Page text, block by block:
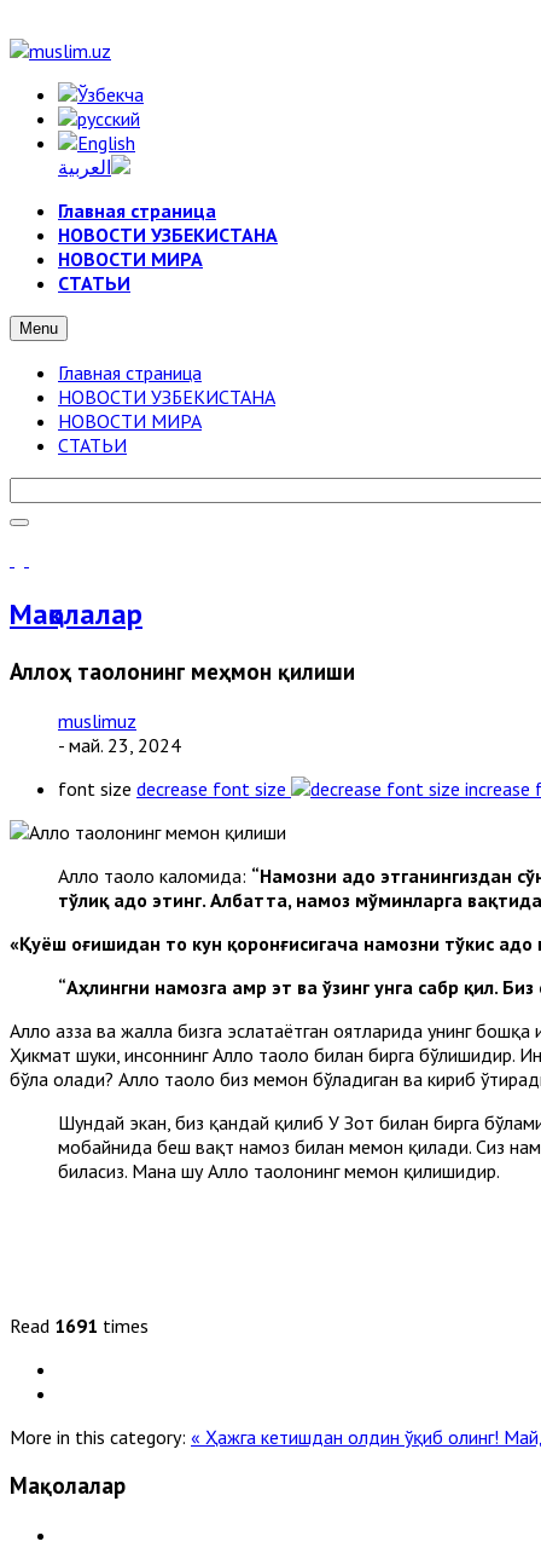
Главная страница
НОВОСТИ УЗБЕКИСТАНА
НОВОСТИ МИРА
СТАТЬИ
Menu
Главная страница
НОВОСТИ УЗБЕКИСТАНА
НОВОСТИ МИРА
СТАТЬИ
Мақолалар
Аллоҳ таолонинг меҳмон қилиши
muslimuz
- май. 23, 2024
font size decrease font size increase
Аллоҳ таоло каломида: “Намозни адо этганингиздан
тўлиқ адо этинг. Албатта, намоз мўминларга
«Қуёш оғишидан то кун қоронғи­сигача намозни тўкис
“Аҳлингни намозга амр эт ва ўзинг унга сабр қил.
Аллоҳ азза ва жалла бизга эслатаётган оятларида унинг
Ҳикмат шуки, инсоннинг Аллоҳ таоло билан бирга бўлишидир.
бўла олади? Аллоҳ таоло биз меҳмон бўладиган ва кириб
Шундай экан, биз қандай қилиб У Зот билан бирга
мобайнида беш вақт намоз билан меҳмон қилади. Сиз
биласиз. Мана шу Аллоҳ таолонинг меҳмон қилишидир.
Read 1691 times
More in this category: « Ҳажга кетишдан олдин ўқиб олинг!
Мақолалар